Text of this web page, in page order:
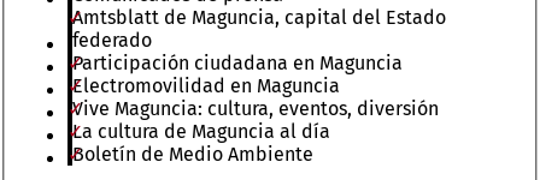
Amtsblatt de Maguncia, capital del Estado
federado
Participación ciudadana en Maguncia
Electromovilidad en Maguncia
Vive Maguncia: cultura, eventos, diversión
La cultura de Maguncia al día
Boletín de Medio Ambiente